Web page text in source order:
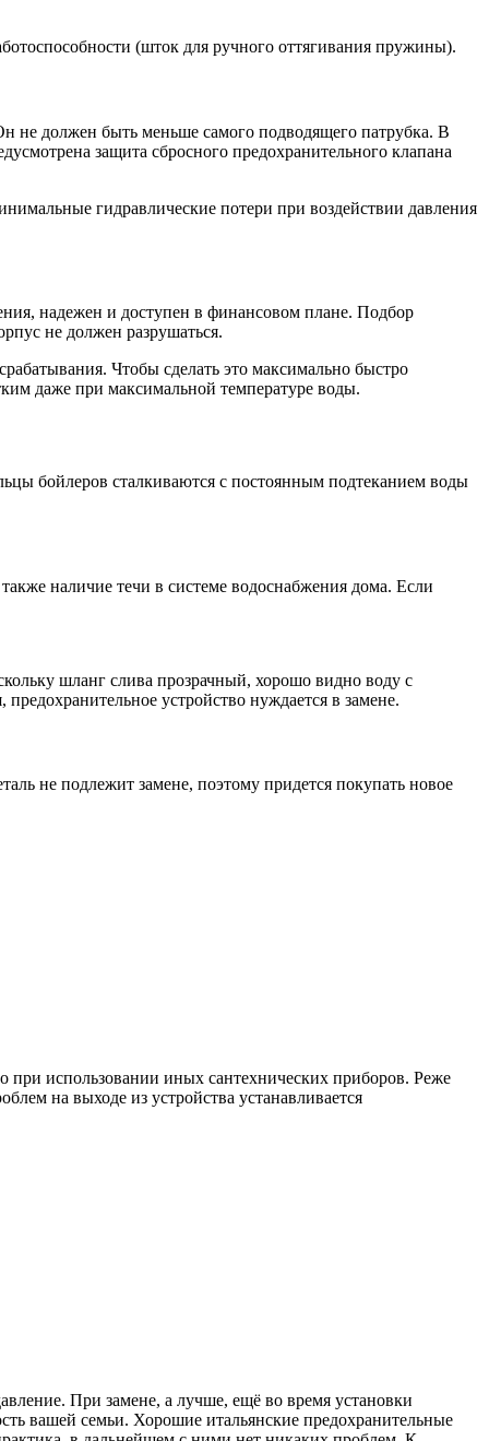
(шток для ручного оттягивания пружины).
не должен быть меньше самого подводящего патрубка. В
защита сбросного предохранительного клапана
гидравлические потери при воздействии давления
надежен и доступен в финансовом плане. Подбор
не должен разрушаться.
Чтобы сделать это максимально быстро
даже при максимальной температуре воды.
бойлеров сталкиваются с постоянным подтеканием воды
наличие течи в системе водоснабжения дома. Если
шланг слива прозрачный, хорошо видно воду с
устройство нуждается в замене.
не подлежит замене, поэтому придется покупать новое
при использовании иных сантехнических приборов. Реже
на выходе из устройства устанавливается
При замене, а лучше, ещё во время установки
вашей семьи. Хорошие итальянские предохранительные